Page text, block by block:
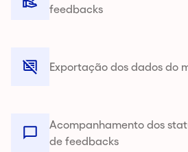
feedbacks
Exportação dos dados do
Acompanhamento dos
de feedbacks